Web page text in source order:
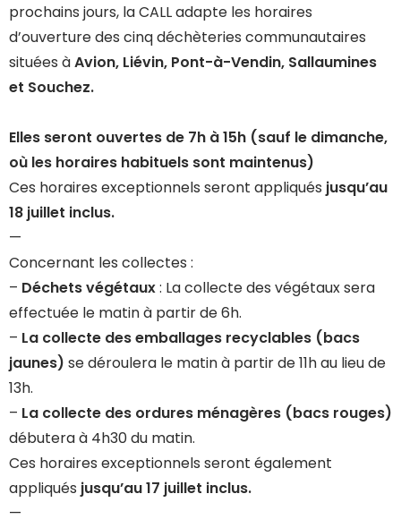
prochains jours, la CALL adapte les horaires
d’ouverture des cinq déchèteries communautaires
situées àAvion, Liévin, Pont-à-Vendin, Sallaumines
et Souchez.
Elles seront ouvertes de 7h à 15h (sauf le dimanche,
où les horaires habituels sont maintenus)
Ces horaires exceptionnels seront appliqués jusqu’au
18 juillet inclus.
—
Concernant les collectes :
– Déchets végétaux: La collecte des végétaux sera
effectuée le matin à partir de 6h.
– La collecte des emballages recyclables (bacs
jaunes) se déroulera le matin à partir de 11h au lieu de
13h.
– La collecte des ordures ménagères (bacs rouges)
débutera à 4h30 du matin.
Ces horaires exceptionnels seront également
appliqués jusqu’au17 juillet inclus.
—